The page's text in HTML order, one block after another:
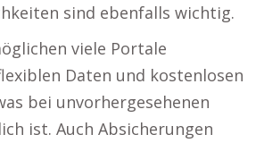
sind ebenfalls wichtig.
viele Portale
Daten und kostenlosen
bei unvorhergesehenen
ist. Auch Absicherungen